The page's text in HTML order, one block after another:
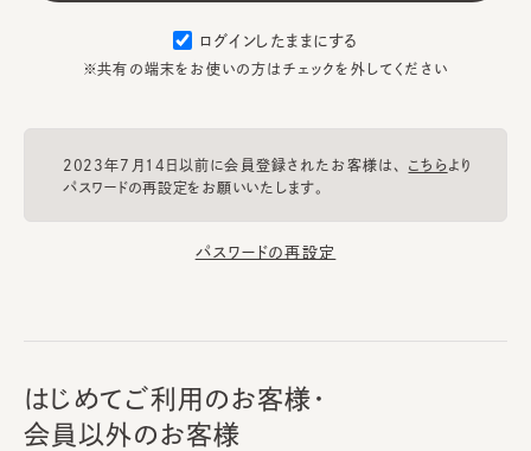
ログインしたままにする
※共有の端末をお使いの方はチェックを外してください
2023年7月14日以前に会員登録されたお客様は、 こちらより
パスワードの再設定をお願いいたします。
パスワードの再設定
はじめてご利用のお客様・
会員以外のお客様